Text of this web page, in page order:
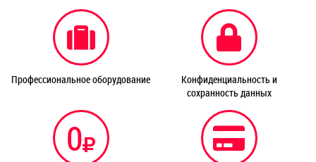
Профессиональное оборудование
Конфиденциальность и
сохранность данных
0